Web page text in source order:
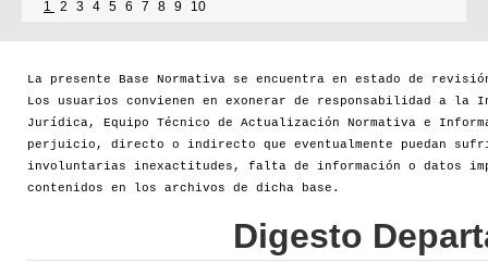
1 2 3 4 5 6 7 8 9 10
La presente Base Normativa se encuentra en estado de
Los usuarios convienen en exonerar de responsabilidad a la
Jurídica, Equipo Técnico de Actualización Normativa e
perjuicio, directo o indirecto que eventualmente puedan
involuntarias inexactitudes, falta de información o datos
contenidos en los archivos de dicha base.
Digesto